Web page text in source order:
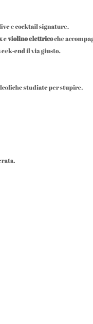
e cocktail signature.
eviolino elettricoche
il via giusto.
studiate per stupire.